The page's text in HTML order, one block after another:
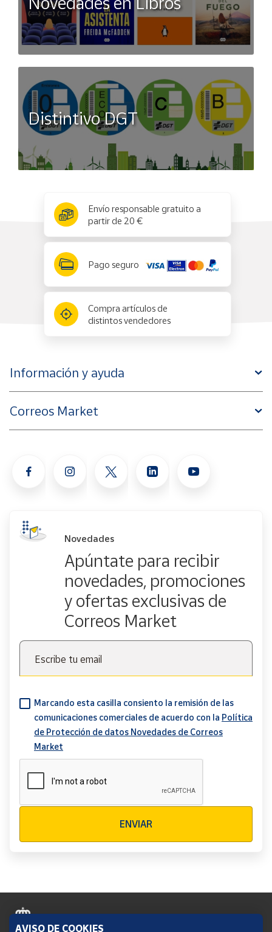
Distintivo DGT
Envío responsable gratuito a
partir de 20 €
Pago seguro
Compra artículos de
distintos vendedores
Información y ayuda
Correos Market
Novedades
Apúntate para recibir
novedades, promociones
y ofertas exclusivas de
Correos Market
Escribe tu email
Marcando esta casilla consiento la remisión de las
comunicaciones comerciales de acuerdo con la Política
de Protección de datos Novedades de Correos
Market
ENVIAR
AVISO DE COOKIES